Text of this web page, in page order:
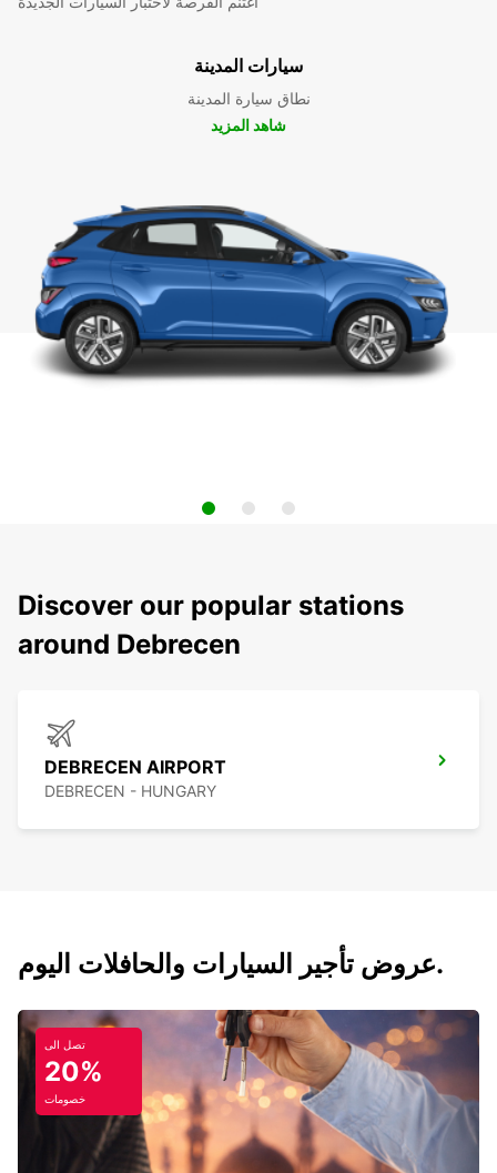
سيارات المدينة
نطاق سيارة المدينة
شاهد المزيد
Discover our popular stations
around Debrecen
DEBRECEN AIRPORT
DEBRECEN - HUNGARY
عروض تأجير السيارات والحافلات اليوم.
تصل الى
20%
خصومات